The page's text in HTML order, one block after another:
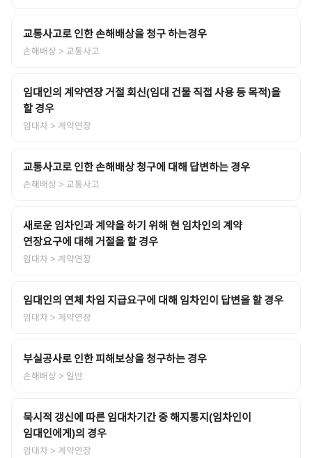
교통사고로 인한 손해배상을 청구 하는경우
손해배상 > 교통사고
임대인의 계약연장 거절 회신(임대 건물 직접 사용 등 목적)을
할 경우
임대차> 계약연장
교통사고로 인한 손해배상 청구에 대해 답변하는 경우
손해배상 > 교통사고
새로운 임차인과 계약을 하기 위해 현 임차인의 계약
연장요구에 대해 거절을 할 경우
임대차> 계약연장
임대인의 연체 차임 지급요구에 대해 임차인이 답변을 할 경우
임대차> 계약연장
부실공사로 인한 피해보상을 청구하는 경우
손해배상 > 일반
묵시적 갱신에 따른 임대차기간 중 해지통지(임차인이
임대인에게)의 경우
임대차> 계약연장